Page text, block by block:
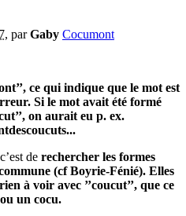
, parGaby Cocumont
ce qui indique que le mot est
Si le mot avait été formé
on aurait eu p. ex.
de rechercher les formes
(cf Boyrie-Fénié). Elles
à voir avec ’’coucut’’, que ce
un cocu.